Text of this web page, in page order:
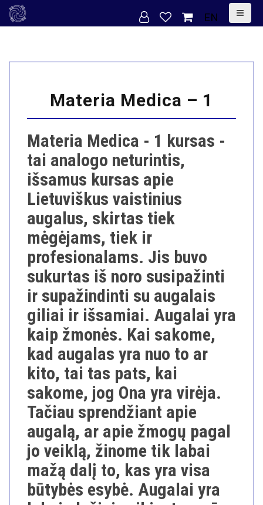
k
EN
Materia Medica – 1
Materia Medica - 1 kursas -
tai analogo neturintis,
išsamus kursas apie
Lietuviškus vaistinius
augalus, skirtas tiek
mėgėjams, tiek ir
profesionalams. Jis buvo
sukurtas iš noro susipažinti
ir supažindinti su augalais
giliai ir išsamiai. Augalai yra
kaip žmonės. Kai sakome,
kad augalas yra nuo to ar
kito, tai tas pats, kai
sakome, jog Ona yra virėja.
Tačiau sprendžiant apie
augalą, ar apie žmogų pagal
jo veiklą, žinome tik labai
mažą dalį to, kas yra visa
būtybės esybė. Augalai yra